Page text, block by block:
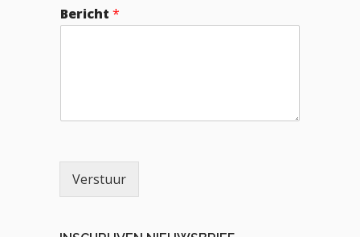
Bericht *
Verstuur